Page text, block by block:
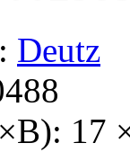
Deutz
17